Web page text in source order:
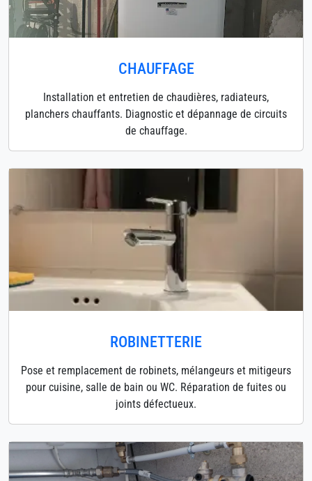
CHAUFFAGE
Installation et entretien de chaudières, radiateurs,
planchers chauffants. Diagnostic et dépannage de circuits
de chauffage.
ROBINETTERIE
Pose et remplacement de robinets, mélangeurs et mitigeurs
pour cuisine, salle de bain ou WC. Réparation de fuites ou
joints défectueux.